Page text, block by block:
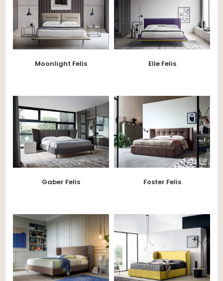
Moonlight Felis Elle Felis
Gaber Felis Foster Felis